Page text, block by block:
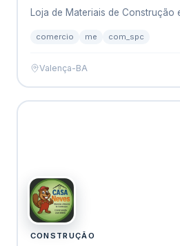
Loja de Materiais de Construção
comercio me com_spc
Valença-BA
CONSTRUÇÃO